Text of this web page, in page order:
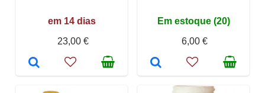
em 14 dias
23,00 €
Em estoque (20)
6,00 €